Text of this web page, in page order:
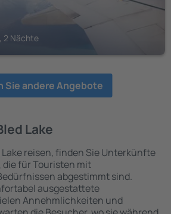
2 Nächte
Sie andere Angebote
Lake
reisen, finden Sie Unterkünfte
die für Touristen mit
abgestimmt sind.
ausgestattete
Annehmlichkeiten und